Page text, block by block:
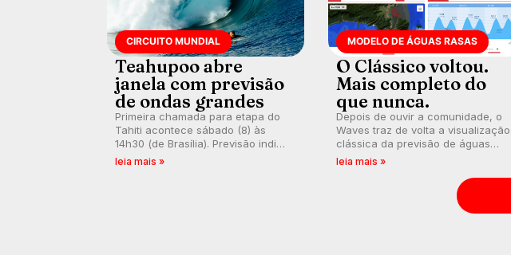
CIRCUITO MUNDIAL
Teahupoo abre
janela com previsão
de ondas grandes
Primeira chamada para etapa do
Tahiti acontece sábado (8) às
14h30 (de Brasília). Previsão indica
swell consistente. Medina
leia mais »
MODELO DE ÁGUAS RASAS
O Clássico voltou.
Mais completo do
que nunca.
Depois de ouvir a comunidade, o
Waves traz de volta a visualização
clássica da previsão de águas
rasas, agora integrada à nova
leia mais »